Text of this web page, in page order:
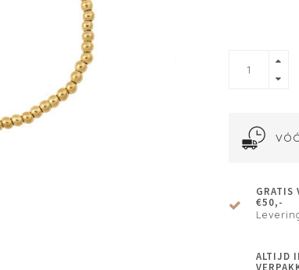
GRATIS
€50,-
ALTIJD